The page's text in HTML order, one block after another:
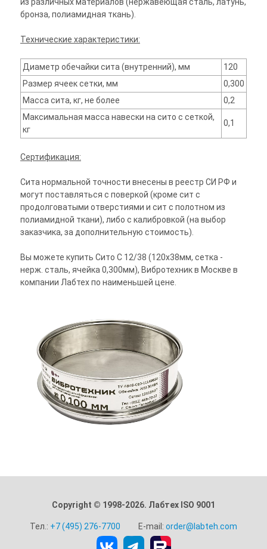
из различных материалов (нержавеющая сталь, латунь,
бронза, полиамидная ткань).
Технические характеристики:
Диаметр обечайки сита (внутренний), мм
120
Размер ячеек сетки, мм
0,300
Масса сита, кг, не более
0,2
Максимальная масса навески на сито с сеткой,
кг
0,1
Сертификация:
Сита нормальной точности внесены в реестр СИ РФ и
могут поставляться с поверкой (кроме сит с
продолговатыми отверстиями и сит с полотном из
полиамидной ткани), либо с калибровкой (на выбор
заказчика, за дополнительную стоимость).
Вы можете купить Сито С 12/38 (120х38мм, сетка -
нерж. сталь, ячейка 0,300мм), Вибротехник в Москве в
компании Лабтех по наименьшей цене.
Copyright © 1998-2026. Лабтех ISO 9001
Тел.: +7 (495) 276-7700 E-mail: order@labteh.com